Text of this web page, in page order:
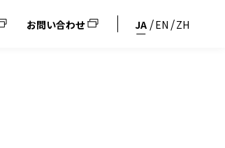
お問い合わせ JA EN ZH